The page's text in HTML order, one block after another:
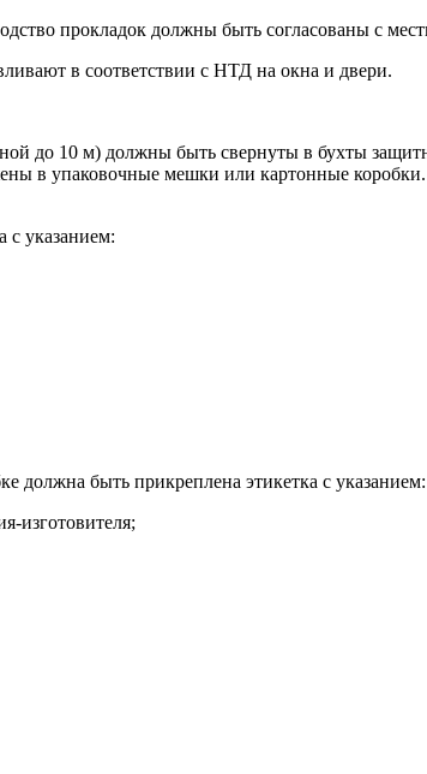
прокладок должны быть согласованы с
в соответствии с НТД на окна и двери.
до 10 м) должны быть свернуты в бухты
в упаковочные мешки или картонные
с указанием:
должна быть прикреплена этикетка с указанием:
изготовителя;